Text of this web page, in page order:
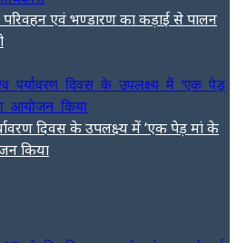
एवं भण्डारण का कड़ाई से पालन
दिवस के उपलक्ष्य में ‘एक पेड़ मां के
किया